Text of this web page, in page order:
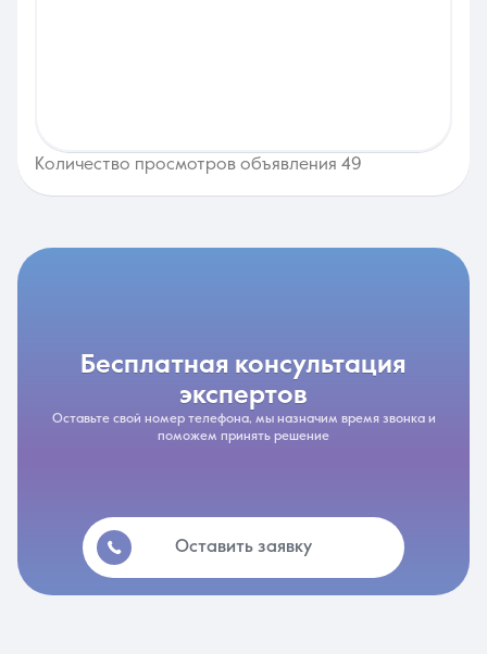
Количество просмотров объявления 49
бесплатная консультация
экспертов
Оставьте свой номер телефона, мы назначим время звонка и
поможем принять решение
Оставить заявку